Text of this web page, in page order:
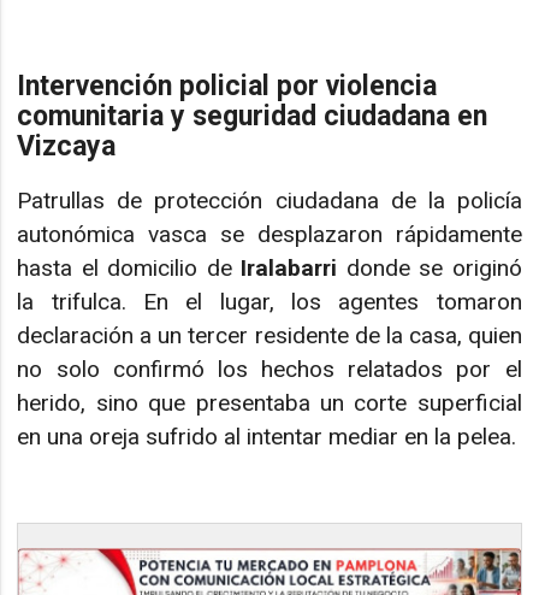
Intervención policial por violencia
comunitaria y seguridad ciudadana en
Vizcaya
Patrullas de protección ciudadana de la policía
autonómica vasca se desplazaron rápidamente
hasta el domicilio de Iralabarri donde se originó
la trifulca. En el lugar, los agentes tomaron
declaración a un tercer residente de la casa, quien
no solo confirmó los hechos relatados por el
herido, sino que presentaba un corte superficial
en una oreja sufrido al intentar mediar en la pelea.